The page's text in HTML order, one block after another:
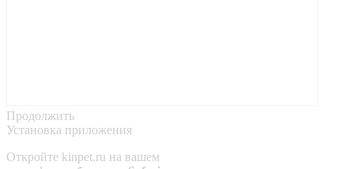
Продолжить
Установка приложения
Откройте kinpet.ru на вашем